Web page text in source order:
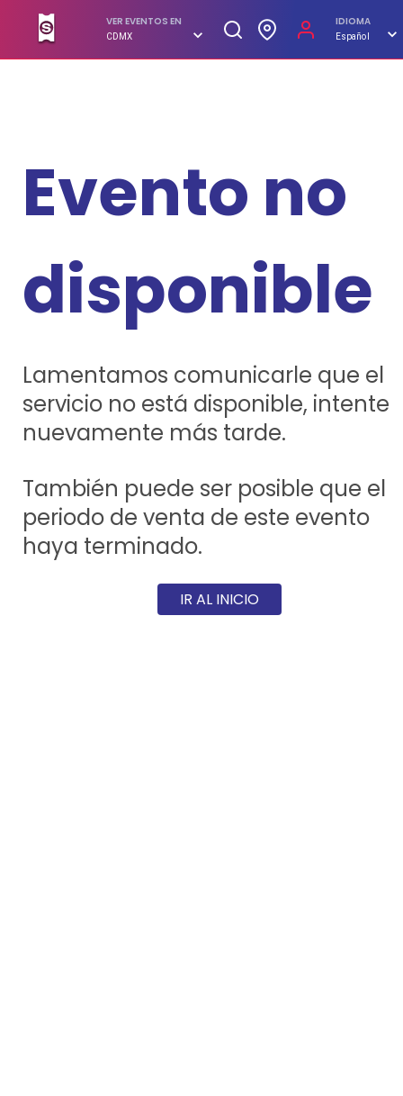
VER EVENTOS EN
CDMX
IDIOMA
Español
Evento no
disponible
Lamentamos comunicarle que el
servicio no está disponible, intente
nuevamente más tarde.
También puede ser posible que el
periodo de venta de este evento
haya terminado.
IR AL INICIO
SUPERBOLETOS. No hagas filas, compra en línea